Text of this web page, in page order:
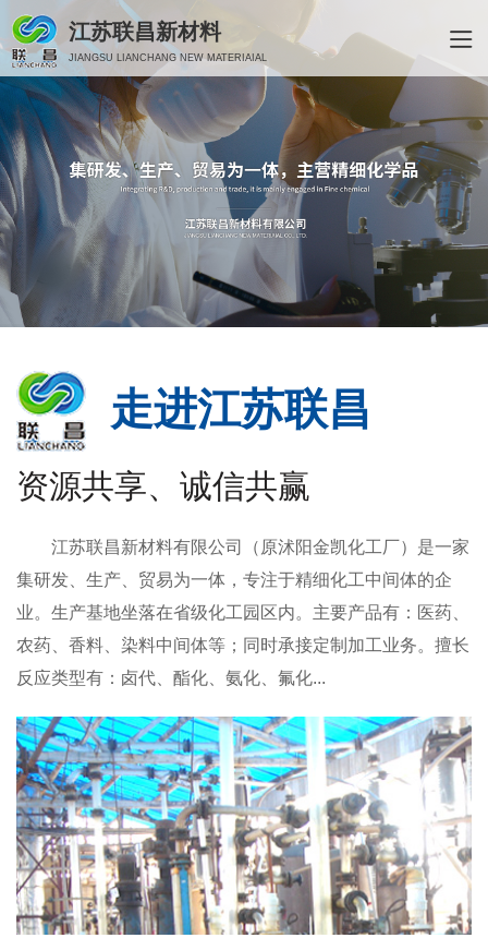
江苏联昌新材料
JIANGSU LIANCHANG NEW MATERIAIAL
走进江苏联昌
资源共享、诚信共赢
江苏联昌新材料有限公司
（原沭阳金凯化工厂）是一家
集研发、生产、贸易为一体，专注于精细化工中间体的企
业。生产基地坐落在省级化工园区内。主要产品有：医药、
农药、香料、染料中间体等；同时承接定制加工业务。擅长
反应类型有：卤代、酯化、氨化、氟化...